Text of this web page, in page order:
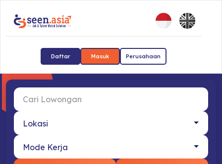
Daftar Masuk Perusahaan